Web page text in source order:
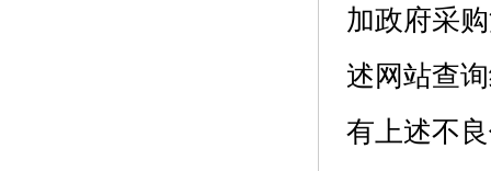
加政府采
述网站查
有上述不